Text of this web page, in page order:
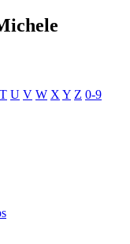
T U V W X Y Z 0-9